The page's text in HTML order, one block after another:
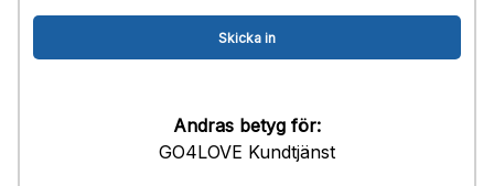
Andras betyg för:
GO4LOVE Kundtjänst